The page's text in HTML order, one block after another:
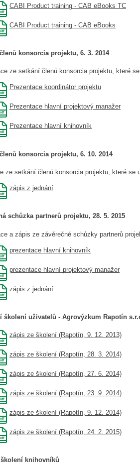
CABI Product training - CAB eBooks TC
CABI Product training - CAB eBooks
konsorcia projektu, 6. 3. 2014
ze setkání členů konsorcia projektu, které
Prezentace koordinátor projektu
Prezentace hlavní projektový manažer
Prezentace hlavní knihovník
konsorcia projektu, 6. 10. 2014
ze setkání členů konsorcia projektu, které se
zápis z jednání
schůzka partnerů projektu, 28. 5. 2015
a zápis ze závěrečné schůzky partnerů
prezentace hlavní knihovník
prezentace hlavní projektový manažer
zápis z jednání
školení uživatelů - Agrovýzkum Rapotín
zápis ze školení (Rapotín, 9. 12. 2013)
zápis ze školení (Rapotín, 28. 3. 2014)
zápis ze školení (Rapotín, 27. 6. 2014)
zápis ze školení (Rapotín, 23. 9. 2014)
zápis ze školení (Rapotín, 9. 12. 2014)
zápis ze školení (Rapotín, 24. 2. 2015)
knihovníků